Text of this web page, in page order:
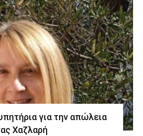
για την απώλεια
Χαζλαρή